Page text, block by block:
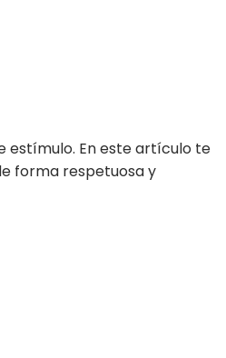
estímulo. En este artículo te
forma respetuosa y